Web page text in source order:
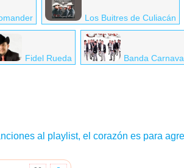
Los Buitres de Culiacán
Fidel Rueda Banda
al playlist, el corazón es para